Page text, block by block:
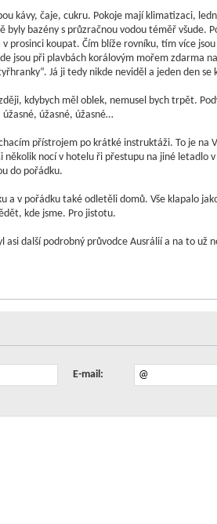
kávy, čaje, cukru. Pokoje mají klimatizaci,
byly bazény s průzračnou vodou téměř všude.
prosinci koupat. Čím blíže rovníku, tím více
jsou při plavbách korálovým mořem zdarma
Já ji tedy nikde neviděl a jeden den se
kdybych měl oblek, nemusel bych trpět.
úžasné, úžasné…
přístrojem po krátké instruktáži. To je na
nocí v hotelu ři přestupu na jiné letadlo
do pořádku.
a v pořádku také odletěli domů. Vše klapalo
kde jsme. Pro jistotu.
asi další podrobný průvodce Ausrálií a na to už
E-mail: